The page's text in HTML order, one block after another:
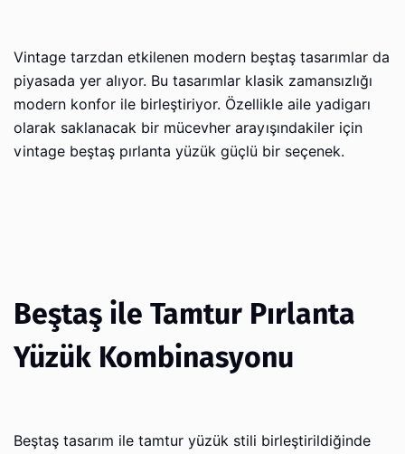
Vintage tarzdan etkilenen modern beştaş tasarımlar da
piyasada yer alıyor. Bu tasarımlar klasik zamansızlığı
modern konfor ile birleştiriyor. Özellikle aile yadigarı
olarak saklanacak bir mücevher arayışındakiler için
vintage beştaş pırlanta yüzük güçlü bir seçenek.
Beştaş ile Tamtur Pırlanta
Yüzük Kombinasyonu
Beştaş tasarım ile tamtur yüzük stili birleştirildiğinde